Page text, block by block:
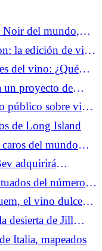
Noir del mundo,
la edición de vino
del vino: ¿Qué
por su
un proyecto de
RSPB
público sobre vino
de Long Island
del mundo
adquirirá
de dólares
del número
el vino dulce
desierta de Jill
Italia, mapeados